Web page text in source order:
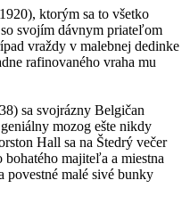
ktorým sa to všetko
svojím dávnym priateľom
vraždy v malebnej dedinke
rafinovaného vraha mu
sa svojrázny Belgičan
mozog ešte nikdy
Hall sa na Štedrý večer
majiteľa a miestna
povestné malé sivé bunky